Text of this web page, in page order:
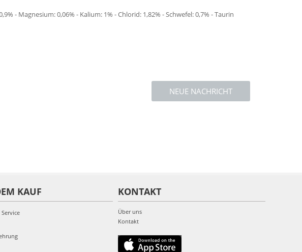
- Magnesium: 0,06% - Kalium: 1% - Chlorid: 1,82% - Schwefel: 0,7% - Taurin
NEUE NACHRICHT
KAUF KONTAKT
Über uns
Kontakt